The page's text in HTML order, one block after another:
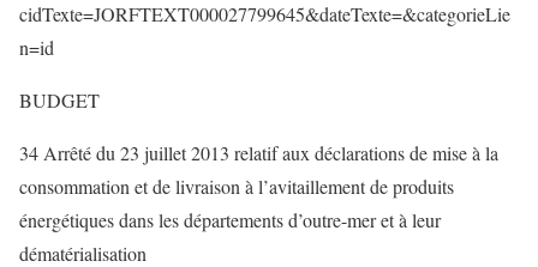
cidTexte=JORFTEXT000027799645&dateTexte=&categorieLie
n=id
BUDGET
34 Arrêté du 23 juillet 2013 relatif aux déclarations de mise à la
consommation et de livraison à l’avitaillement de produits
énergétiques dans les départements d’outre-mer et à leur
dématérialisation